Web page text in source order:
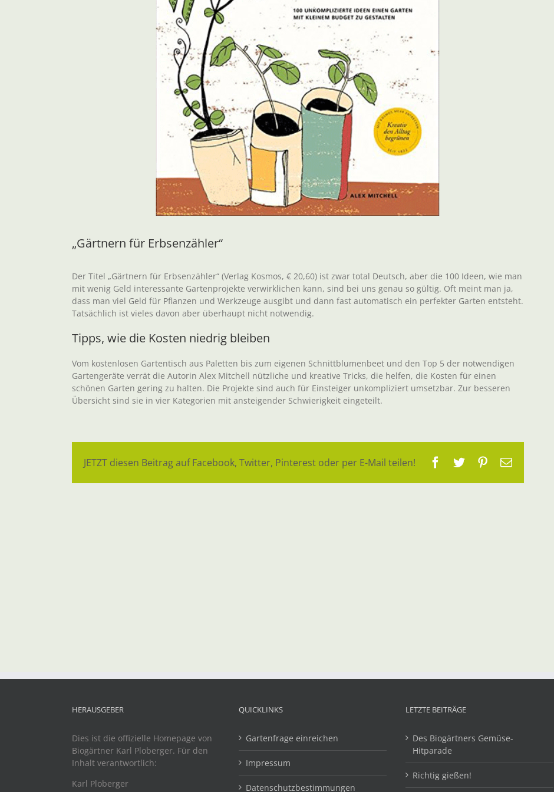
„Gärtnern für Erbsenzähler“
Der Titel „Gärtnern für Erbsenzähler“ (Verlag Kosmos, € 20,60) ist zwar total Deutsch, aber die 100 Ideen, wie man
mit wenig Geld interessante Gartenprojekte verwirklichen kann, sind bei uns genau so gültig. Oft meint man ja,
dass man viel Geld für Pflanzen und Werkzeuge ausgibt und dann fast automatisch ein perfekter Garten entsteht.
Tatsächlich ist vieles davon aber überhaupt nicht notwendig.
Tipps, wie die Kosten niedrig bleiben
Vom kostenlosen Gartentisch aus Paletten bis zum eigenen Schnittblumenbeet und den Top 5 der notwendigen
Gartengeräte verrät die Autorin Alex Mitchell nützliche und kreative Tricks, die helfen, die Kosten für einen
schönen Garten gering zu halten. Die Projekte sind auch für Einsteiger unkompliziert umsetzbar. Zur besseren
Übersicht sind sie in vier Kategorien mit ansteigender Schwierigkeit eingeteilt.
JETZT diesen Beitrag auf Facebook, Twitter, Pinterest oder per E-Mail teilen! Facebook
TwitterPinterest
E-
HERAUSGEBER
Dies ist die offizielle Homepage von
Biogärtner Karl Ploberger. Für den
Inhalt verantwortlich:
Karl Ploberger
QUICKLINKS
Gartenfrage einreichen
Impressum
Datenschutzbestimmungen
LETZTE BEITRÄGE
Des Biogärtners Gemüse-
Hitparade
Richtig gießen!